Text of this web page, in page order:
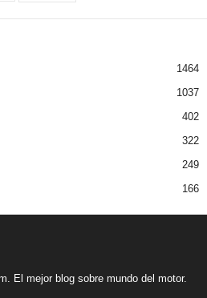
1464
1037
402
322
249
166
El mejor blog sobre mundo del motor.